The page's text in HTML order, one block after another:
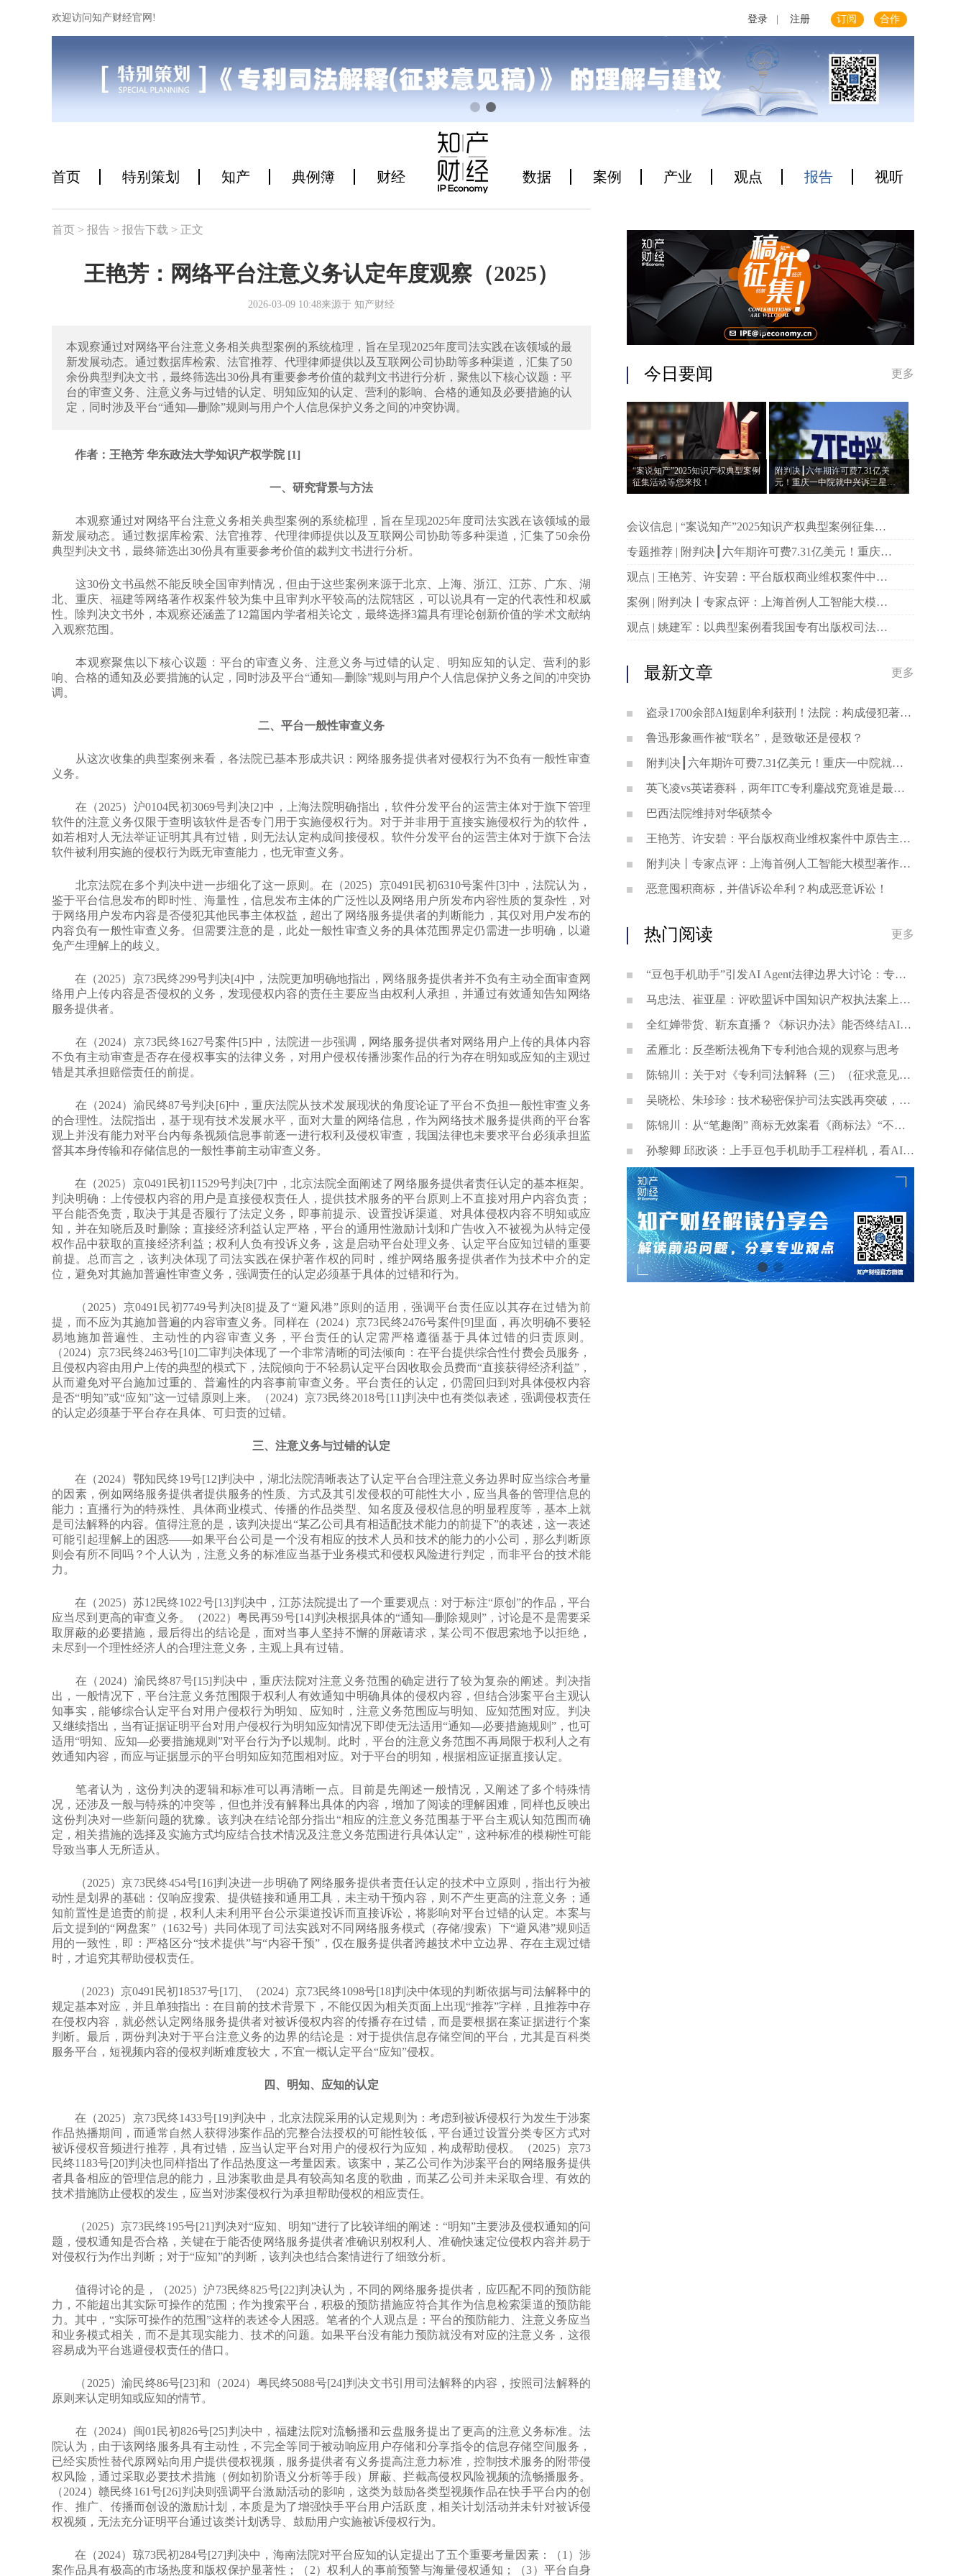
欢迎访问知产财经官网! 登录 注册 订阅 合作
首页 特别策划 知产 典例簿 财经 数据 案例 产业 观点 报告 视听
首页 > 报告 > 报告下载 > 正文
王艳芳：网络平台注意义务认定年度观察（2025）
2026-03-09 10:48来源于 知产财经
本观察通过对网络平台注意义务相关典型案例的系统梳理，旨在呈现2025年度司法实践在该领域的最
新发展动态。通过数据库检索、法官推荐、代理律师提供以及互联网公司协助等多种渠道，汇集了50
余份典型判决文书，最终筛选出30份具有重要参考价值的裁判文书进行分析，聚焦以下核心议题：平
台的审查义务、注意义务与过错的认定、明知应知的认定、营利的影响、合格的通知及必要措施的认
定，同时涉及平台“通知—删除”规则与用户个人信息保护义务之间的冲突协调。
作者：王艳芳 华东政法大学知识产权学院 [1]
一、研究背景与方法
本观察通过对网络平台注意义务相关典型案例的系统梳理，旨在呈现2025年度司法实践在该领域的最
新发展动态。通过数据库检索、法官推荐、代理律师提供以及互联网公司协助等多种渠道，汇集了50余份
典型判决文书，最终筛选出30份具有重要参考价值的裁判文书进行分析。
这30份文书虽然不能反映全国审判情况，但由于这些案例来源于北京、上海、浙江、江苏、广东、湖
北、重庆、福建等网络著作权案件较为集中且审判水平较高的法院辖区，可以说具有一定的代表性和权威
性。除判决文书外，本观察还涵盖了12篇国内学者相关论文，最终选择3篇具有理论创新价值的学术文献纳
入观察范围。
本观察聚焦以下核心议题：平台的审查义务、注意义务与过错的认定、明知应知的认定、营利的影
响、合格的通知及必要措施的认定，同时涉及平台“通知—删除”规则与用户个人信息保护义务之间的冲突协
调。
二、平台一般性审查义务
从这次收集的典型案例来看，各法院已基本形成共识：网络服务提供者对侵权行为不负有一般性审查
义务。
在（2025）沪0104民初3069号判决[2]中，上海法院明确指出，软件分发平台的运营主体对于旗下管理
软件的注意义务仅限于查明该软件是否专门用于实施侵权行为。对于并非用于直接实施侵权行为的软件，
如若相对人无法举证证明其具有过错，则无法认定构成间接侵权。软件分发平台的运营主体对于旗下合法
软件被利用实施的侵权行为既无审查能力，也无审查义务。
北京法院在多个判决中进一步细化了这一原则。在（2025）京0491民初6310号案件[3]中，法院认为，
鉴于平台信息发布的即时性、海量性，信息发布主体的广泛性以及网络用户所发布内容性质的复杂性，对
于网络用户发布内容是否侵犯其他民事主体权益，超出了网络服务提供者的判断能力，其仅对用户发布的
内容负有一般性审查义务。但需要注意的是，此处一般性审查义务的具体范围界定仍需进一步明确，以避
免产生理解上的歧义。
在（2025）京73民终299号判决[4]中，法院更加明确地指出，网络服务提供者并不负有主动全面审查网
络用户上传内容是否侵权的义务，发现侵权内容的责任主要应当由权利人承担，并通过有效通知告知网络
服务提供者。
在（2024）京73民终1627号案件[5]中，法院进一步强调，网络服务提供者对网络用户上传的具体内容
不负有主动审查是否存在侵权事实的法律义务，对用户侵权传播涉案作品的行为存在明知或应知的主观过
错是其承担赔偿责任的前提。
在（2024）渝民终87号判决[6]中，重庆法院从技术发展现状的角度论证了平台不负担一般性审查义务
的合理性。法院指出，基于现有技术发展水平，面对大量的网络信息，作为网络技术服务提供商的平台客
观上并没有能力对平台内每条视频信息事前逐一进行权利及侵权审查，我国法律也未要求平台必须承担监
督其本身传输和存储信息的一般性事前主动审查义务。
在（2025）京0491民初11529号判决[7]中，北京法院全面阐述了网络服务提供者责任认定的基本框架。
判决明确：上传侵权内容的用户是直接侵权责任人，提供技术服务的平台原则上不直接对用户内容负责；
平台能否免责，取决于其是否履行了法定义务，即事前提示、设置投诉渠道、对具体侵权内容不明知或应
知，并在知晓后及时删除；直接经济利益认定严格，平台的通用性激励计划和广告收入不被视为从特定侵
权作品中获取的直接经济利益；权利人负有投诉义务，这是启动平台处理义务、认定平台应知过错的重要
前提。总而言之，该判决体现了司法实践在保护著作权的同时，维护网络服务提供者作为技术中介的定
位，避免对其施加普遍性审查义务，强调责任的认定必须基于具体的过错和行为。
（2025）京0491民初7749号判决[8]提及了“避风港”原则的适用，强调平台责任应以其存在过错为前
提，而不应为其施加普遍的内容审查义务。同样在（2024）京73民终2476号案件[9]里面，再次明确不要轻
易地施加普遍性、主动性的内容审查义务，平台责任的认定需严格遵循基于具体过错的归责原则。
（2024）京73民终2463号[10]二审判决体现了一个非常清晰的司法倾向：在平台提供综合性付费会员服务，
且侵权内容由用户上传的典型的模式下，法院倾向于不轻易认定平台因收取会员费而“直接获得经济利益”，
从而避免对平台施加过重的、普遍性的内容事前审查义务。平台责任的认定，仍需回归到对具体侵权内容
是否“明知”或“应知”这一过错原则上来。（2024）京73民终2018号[11]判决中也有类似表述，强调侵权责任
的认定必须基于平台存在具体、可归责的过错。
三、注意义务与过错的认定
在（2024）鄂知民终19号[12]判决中，湖北法院清晰表达了认定平台合理注意义务边界时应当综合考量
的因素，例如网络服务提供者提供服务的性质、方式及其引发侵权的可能性大小，应当具备的管理信息的
能力；直播行为的特殊性、具体商业模式、传播的作品类型、知名度及侵权信息的明显程度等，基本上就
是司法解释的内容。值得注意的是，该判决提出“某乙公司具有相适配技术能力的前提下”的表述，这一表述
可能引起理解上的困惑——如果平台公司是一个没有相应的技术人员和技术的能力的小公司，那么判断原
则会有所不同吗？个人认为，注意义务的标准应当基于业务模式和侵权风险进行判定，而非平台的技术能
力。
在（2025）苏12民终1022号[13]判决中，江苏法院提出了一个重要观点：对于标注“原创”的作品，平台
应当尽到更高的审查义务。（2022）粤民再59号[14]判决根据具体的“通知—删除规则”，讨论是不是需要采
取屏蔽的必要措施，最后得出的结论是，面对当事人坚持不懈的屏蔽请求，某公司不假思索地予以拒绝，
未尽到一个理性经济人的合理注意义务，主观上具有过错。
在（2024）渝民终87号[15]判决中，重庆法院对注意义务范围的确定进行了较为复杂的阐述。判决指
出，一般情况下，平台注意义务范围限于权利人有效通知中明确具体的侵权内容，但结合涉案平台主观认
知事实，能够综合认定平台对用户侵权行为明知、应知时，注意义务范围应与明知、应知范围对应。判决
又继续指出，当有证据证明平台对用户侵权行为明知应知情况下即使无法适用“通知—必要措施规则”，也可
适用“明知、应知—必要措施规则”对平台行为予以规制。此时，平台的注意义务范围不再局限于权利人之有
效通知内容，而应与证据显示的平台明知应知范围相对应。对于平台的明知，根据相应证据直接认定。
笔者认为，这份判决的逻辑和标准可以再清晰一点。目前是先阐述一般情况，又阐述了多个特殊情
况，还涉及一般与特殊的冲突等，但也并没有解释出具体的内容，增加了阅读的理解困难，同样也反映出
这份判决对一些新问题的犹豫。该判决在结论部分指出“相应的注意义务范围基于平台主观认知范围而确
定，相关措施的选择及实施方式均应结合技术情况及注意义务范围进行具体认定”，这种标准的模糊性可能
导致当事人无所适从。
（2025）京73民终454号[16]判决进一步明确了网络服务提供者责任认定的技术中立原则，指出行为被
动性是划界的基础：仅响应搜索、提供链接和通用工具，未主动干预内容，则不产生更高的注意义务；通
知前置性是追责的前提，权利人未利用平台公示渠道投诉而直接诉讼，将影响对平台过错的认定。本案与
后文提到的“网盘案”（1632号）共同体现了司法实践对不同网络服务模式（存储/搜索）下“避风港”规则适
用的一致性，即：严格区分“技术提供”与“内容干预”，仅在服务提供者跨越技术中立边界、存在主观过错
时，才追究其帮助侵权责任。
（2023）京0491民初18537号[17]、（2024）京73民终1098号[18]判决中体现的判断依据与司法解释中的
规定基本对应，并且单独指出：在目前的技术背景下，不能仅因为相关页面上出现“推荐”字样，且推荐中存
在侵权内容，就必然认定网络服务提供者对被诉侵权内容的传播存在过错，而是要根据在案证据进行个案
判断。最后，两份判决对于平台注意义务的边界的结论是：对于提供信息存储空间的平台，尤其是百科类
服务平台，短视频内容的侵权判断难度较大，不宜一概认定平台“应知”侵权。
四、明知、应知的认定
在（2025）京73民终1433号[19]判决中，北京法院采用的认定规则为：考虑到被诉侵权行为发生于涉案
作品热播期间，而通常自然人获得涉案作品的完整合法授权的可能性较低，平台通过设置分类专区方式对
被诉侵权音频进行推荐，具有过错，应当认定平台对用户的侵权行为应知，构成帮助侵权。（2025）京73
民终1183号[20]判决也同样指出了作品热度这一考量因素。该案中，某乙公司作为涉案平台的网络服务提供
者具备相应的管理信息的能力，且涉案歌曲是具有较高知名度的歌曲，而某乙公司并未采取合理、有效的
技术措施防止侵权的发生，应当对涉案侵权行为承担帮助侵权的相应责任。
（2025）京73民终195号[21]判决对“应知、明知”进行了比较详细的阐述：“明知”主要涉及侵权通知的问
题，侵权通知是否合格，关键在于能否使网络服务提供者准确识别权利人、准确快速定位侵权内容并易于
对侵权行为作出判断；对于“应知”的判断，该判决也结合案情进行了细致分析。
值得讨论的是，（2025）沪73民终825号[22]判决认为，不同的网络服务提供者，应匹配不同的预防能
力，不能超出其实际可操作的范围；作为搜索平台，积极的预防措施应符合其作为信息检索渠道的预防能
力。其中，“实际可操作的范围”这样的表述令人困惑。笔者的个人观点是：平台的预防能力、注意义务应当
和业务模式相关，而不是其现实能力、技术的问题。如果平台没有能力预防就没有对应的注意义务，这很
容易成为平台逃避侵权责任的借口。
（2025）渝民终86号[23]和（2024）粤民终5088号[24]判决文书引用司法解释的内容，按照司法解释的
原则来认定明知或应知的情节。
在（2024）闽01民初826号[25]判决中，福建法院对流畅播和云盘服务提出了更高的注意义务标准。法
院认为，由于该网络服务具有主动性，不完全等同于被动响应用户存储和分享指令的信息存储空间服务，
已经实质性替代原网站向用户提供侵权视频，服务提供者有义务提高注意力标准，控制技术服务的附带侵
权风险，通过采取必要技术措施（例如初阶语义分析等手段）屏蔽、拦截高侵权风险视频的流畅播服务。
（2024）赣民终161号[26]判决则强调平台激励活动的影响，这类为鼓励各类型视频作品在快手平台内的创
作、推广、传播而创设的激励计划，本质是为了增强快手平台用户活跃度，相关计划活动并未针对被诉侵
权视频，无法充分证明平台通过该类计划诱导、鼓励用户实施被诉侵权行为。
在（2024）琼73民初284号[27]判决中，海南法院对平台应知的认定提出了五个重要考量因素：（1）涉
案作品具有极高的市场热度和版权保护显著性；（2）权利人的事前预警与海量侵权通知；（3）平台自身
今日要闻 更多
“案说知产”2025知识产权典型案例
征集活动等您来投！
附判决┃六年期许可费7.31亿美
元！重庆一中院就中兴诉三星案
作出一审判决
会议信息 | “案说知产”2025知识产权典型案例征集活
动等您来投！
专题推荐 | 附判决┃六年期许可费7.31亿美元！重庆一
中院就中兴诉三星案作出一审判决
观点 | 王艳芳、许安碧：平台版权商业维权案件中原
告主体资格的司法审查与规制
案例 | 附判决丨专家点评：上海首例人工智能大模型
著作权侵权案二审宣判
观点 | 姚建军：以典型案例看我国专有出版权司法保
最新文章 更多
盗录1700余部AI短剧牟利获刑！法院：构成侵犯著作
权罪
鲁迅形象画作被“联名”，是致敬还是侵权？
附判决┃六年期许可费7.31亿美元！重庆一中院就中
兴诉三星案作出一审判决
英飞凌vs英诺赛科，两年ITC专利鏖战究竟谁是最终
赢家？
巴西法院维持对华硕禁令
王艳芳、许安碧：平台版权商业维权案件中原告主体
资格的司法审查与规制
附判决丨专家点评：上海首例人工智能大模型著作权
侵权案二审宣判
恶意囤积商标，并借诉讼牟利？构成恶意诉讼！
热门阅读 更多
“豆包手机助手”引发AI Agent法律边界大讨论：专家
深度剖析数据合规与竞争秩序
马忠法、崔亚星：评欧盟诉中国知识产权执法案上诉
仲裁裁决
全红婵带货、靳东直播？《标识办法》能否终结AI拟
声乱象？
孟雁北：反垄断法视角下专利池合规的观察与思考
陈锦川：关于对《专利司法解释（三）（征求意见
稿）》几个诉讼程序问题的意见建议
吴晓松、朱珍珍：技术秘密保护司法实践再突破，高
质量审判护航科技创新——北京精雕公司诉田某、深
圳创世纪公司侵害技术秘密案浅析
陈锦川：从“笔趣阁” 商标无效案看《商标法》“不良
影响”条款的司法适用边界
孙黎卿 邱政谈：上手豆包手机助手工程样机，看AI手
机行业法律风险